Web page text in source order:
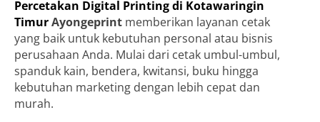
Percetakan Digital Printing di Kotawaringin
TimurAyongeprint memberikan layanan cetak
yang baik untuk kebutuhan personal atau bisnis
perusahaan Anda. Mulai dari cetak umbul-umbul,
spanduk kain, bendera, kwitansi, buku hingga
kebutuhan marketing dengan lebih cepat dan
murah.